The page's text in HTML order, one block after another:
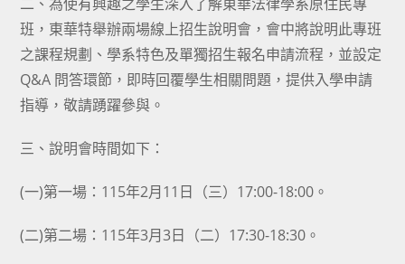
班，東華特舉辦兩場線上招生說明會，會中將說明此專班
之課程規劃、學系特色及單獨招生報名申請流程，並設定
Q&A 問答環節，即時回覆學生相關問題，提供入學申請
指導，敬請踴躍參與。
三、說明會時間如下：
(一)第一場：115年2月11日（三）17:00-18:00。
(二)第二場：115年3月3日（二）17:30-18:30。